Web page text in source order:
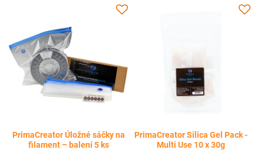
PrimaCreator Úložné sáčky na
filament – balení 5 ks
PrimaCreator Silica Gel Pack -
Multi Use 10 x 30g